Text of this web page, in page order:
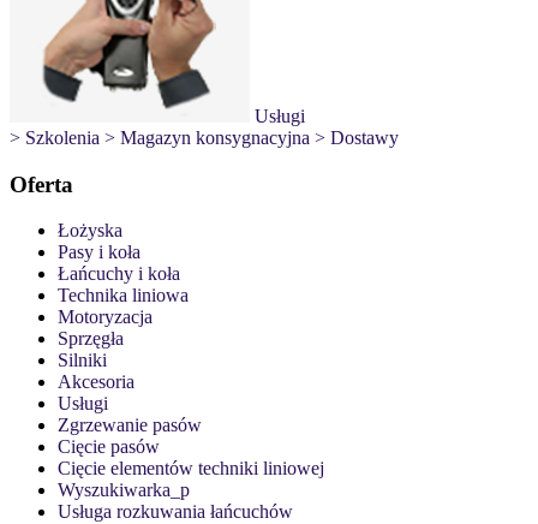
Usługi
> Szkolenia > Magazyn konsygnacyjna > Dostawy
Oferta
Łożyska
Pasy i koła
Łańcuchy i koła
Technika liniowa
Motoryzacja
Sprzęgła
Silniki
Akcesoria
Usługi
Zgrzewanie pasów
Cięcie pasów
Cięcie elementów techniki liniowej
Wyszukiwarka_p
Usługa rozkuwania łańcuchów